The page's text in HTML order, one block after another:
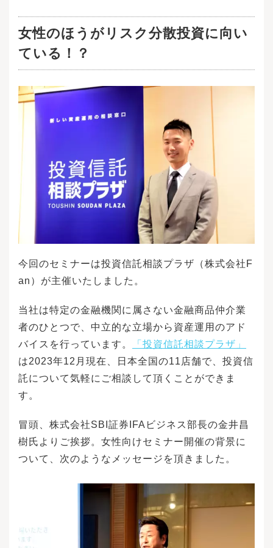
女性のほうがリスク分散投資に向い
ている！？
今回のセミナーは投資信託相談プラザ（株式会社F
an）が主催いたしました。
当社は特定の金融機関に属さない金融商品仲介業
者のひとつで、中立的な立場から資産運用のアド
バイスを行っています。
「投資信託相談プラザ」
は2023年12月現在、日本全国の11店舗で、投資信
託について気軽にご相談して頂くことができま
す。
冒頭、株式会社SBI証券IFAビジネス部長の金井昌
樹氏よりご挨拶。女性向けセミナー開催の背景に
ついて、次のようなメッセージを頂きました。